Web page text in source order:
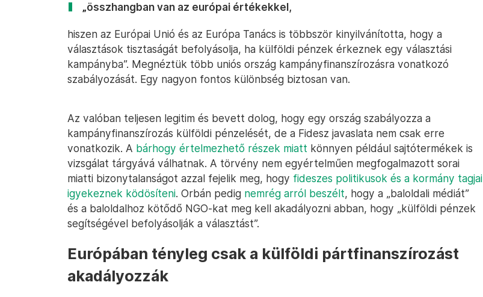
„összhangban van az európai értékekkel,
hiszen az Európai Unió és az Európa Tanács is többször kinyilvánította, hogy a
választások tisztaságát befolyásolja, ha külföldi pénzek érkeznek egy választási
kampányba”. Megnéztük több uniós ország kampányfinanszírozásra vonatkozó
szabályozását. Egy nagyon fontos különbség biztosan van.
Az valóban teljesen legitim és bevett dolog, hogy egy ország szabályozza a
kampányfinanszírozás külföldi pénzelését, de a Fidesz javaslata nem csak erre
vonatkozik. A bárhogy értelmezhető részek miatt könnyen például sajtótermékek is
vizsgálat tárgyává válhatnak. A törvény nem egyértelműen megfogalmazott sorai
miatti bizonytalanságot azzal fejelik meg, hogy fideszes politikusok és a kormány tagjai
igyekeznek ködösíteni. Orbán pedig nemrég arról beszélt, hogy a „baloldali médiát”
és a baloldalhoz kötődő NGO-kat meg kell akadályozni abban, hogy „külföldi pénzek
segítségével befolyásolják a választást”.
Európában tényleg csak a külföldi pártfinanszírozást
akadályozzák